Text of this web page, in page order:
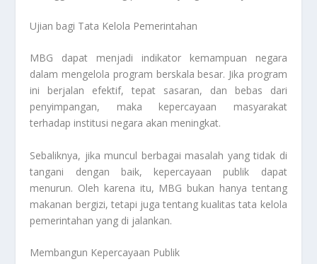
Ujian bagi Tata Kelola Pemerintahan
MBG dapat menjadi indikator kemampuan negara
dalam mengelola program berskala besar. Jika program
ini berjalan efektif, tepat sasaran, dan bebas dari
penyimpangan, maka kepercayaan masyarakat
terhadap institusi negara akan meningkat.
Sebaliknya, jika muncul berbagai masalah yang tidak di
tangani dengan baik, kepercayaan publik dapat
menurun. Oleh karena itu, MBG bukan hanya tentang
makanan bergizi, tetapi juga tentang kualitas tata kelola
pemerintahan yang di jalankan.
Membangun Kepercayaan Publik